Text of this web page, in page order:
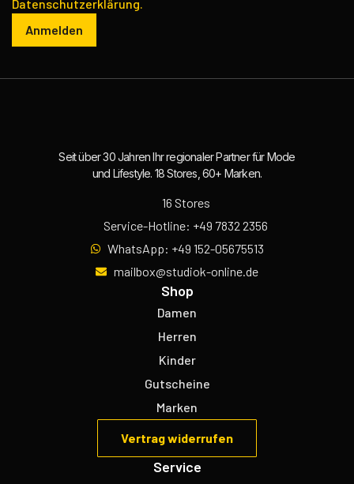
Datenschutzerklärung.
Anmelden
Seit über 30 Jahren Ihr regionaler Partner für Mode
und Lifestyle. 18 Stores, 60+ Marken.
16 Stores
Service-Hotline: +49 7832 2356
WhatsApp: +49 152-05675513
mailbox@studiok-online.de
Shop
Damen
Herren
Kinder
Gutscheine
Marken
Vertrag widerrufen
Service